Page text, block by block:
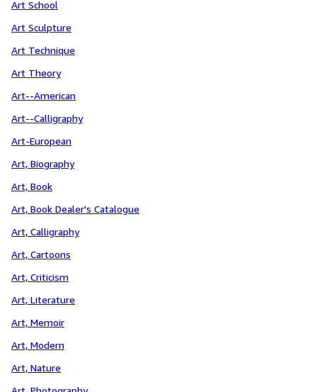
Art School
Art Sculpture
Art Technique
Art Theory
Art--American
Art--Calligraphy
Art-European
Art, Biography
Art, Book
Art, Book Dealer's Catalogue
Art, Calligraphy
Art, Cartoons
Art, Criticism
Art, Literature
Art, Memoir
Art, Modern
Art, Nature